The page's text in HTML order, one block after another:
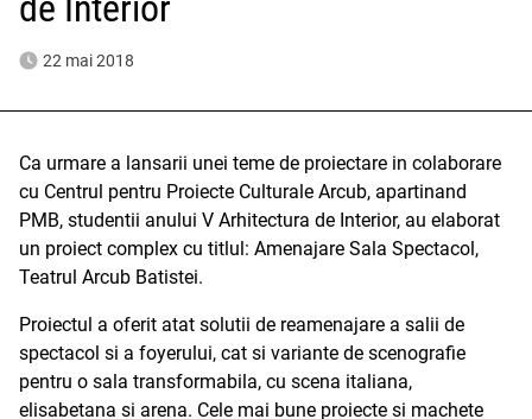
22 mai 2018
Ca urmare a lansarii unei teme de proiectare in colaborare
cu Centrul pentru Proiecte Culturale Arcub, apartinand
PMB, studentii anului V Arhitectura de Interior, au elaborat
un proiect complex cu titlul: Amenajare Sala Spectacol,
Teatrul Arcub Batistei.
Proiectul a oferit atat solutii de reamenajare a salii de
spectacol si a foyerului, cat si variante de scenografie
pentru o sala transformabila, cu scena italiana,
elisabetana si arena. Cele mai bune proiecte si machete